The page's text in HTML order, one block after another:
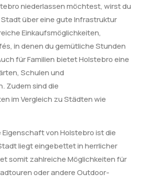
niederlassen möchtest, wirst du
über eine gute Infrastruktur
Einkaufsmöglichkeiten,
in denen du gemütliche Stunden
für Familien bietet Holstebro eine
Schulen und
Zudem sind die
im Vergleich zu Städten wie
von Holstebro ist die
liegt eingebettet in herrlicher
somit zahlreiche Möglichkeiten für
oder andere Outdoor-